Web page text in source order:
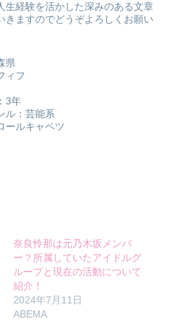
生経験を活かした深みのある文章
きますのでどうぞよろしくお願い
県
ィフ
3年
ル：芸能系
ールキャベツ
奈良怜那は元乃木坂メンバ
ー？所属していたアイドルグ
ループと現在の活動について
紹介！
2024年7月11日
ABEMA